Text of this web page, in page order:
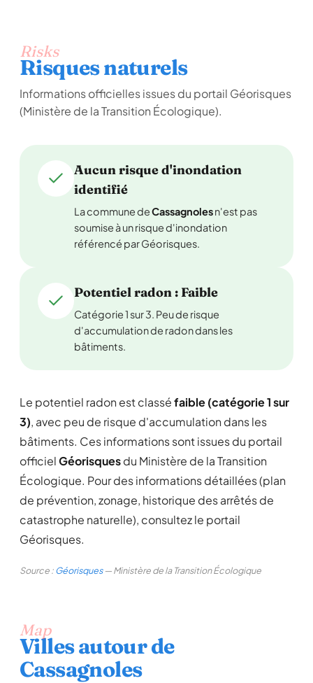
Risks
Risques naturels
Informations officielles issues du portail Géorisques
(Ministère de la Transition Écologique).
Aucun risque d'inondation
identifié
La commune deCassagnolesn'est pas
soumise à un risque d'inondation
référencé par Géorisques.
Potentiel radon : Faible
Catégorie 1 sur 3. Peu de risque
d'accumulation de radon dans les
bâtiments.
Le potentiel radon est classéfaible (catégorie 1 sur
3), avec peu de risque d'accumulation dans les
bâtiments. Ces informations sont issues du portail
officielGéorisquesdu Ministère de la Transition
Écologique. Pour des informations détaillées (plan
de prévention, zonage, historique des arrêtés de
catastrophe naturelle), consultez le portail
Géorisques.
Source :Géorisques— Ministère de la Transition Écologique
Map
Villes autour de
Cassagnoles